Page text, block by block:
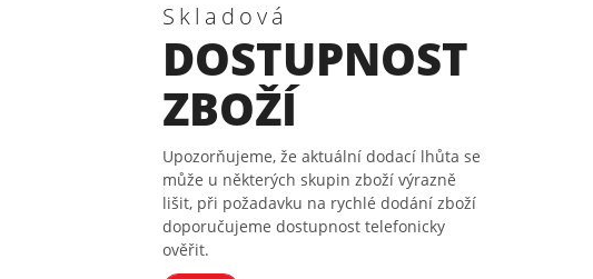
Skladová
DOSTUPNOST
ZBOŽÍ
Upozorňujeme, že aktuální dodací lhůta se
může u některých skupin zboží výrazně
lišit, při požadavku na rychlé dodání zboží
doporučujeme dostupnost telefonicky
ověřit.